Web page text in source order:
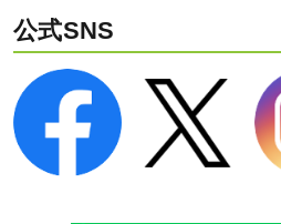
公式SNS